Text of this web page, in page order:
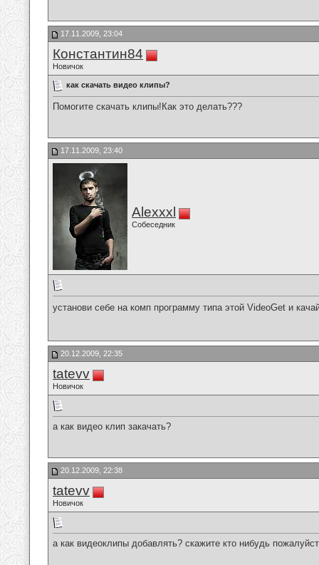
17.11.2009, 23:04
Константин84
Новичок
как скачать видео клипы?
Помогите скачать клипы!Как это делать???
17.11.2009, 23:40
Alexxxl
Собеседник
установи себе на комп программу типа этой VideoGet и
20.12.2009, 22:35
tatevv
Новичок
а как видео клип закачать?
20.12.2009, 22:38
tatevv
Новичок
а как видеоклипы добавлять? скажите кто нибудь